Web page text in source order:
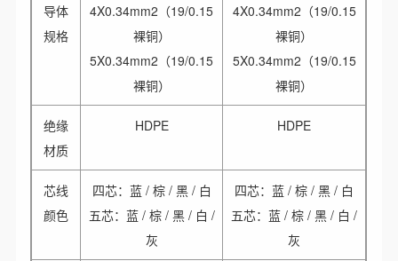
导体
规格
4X0.34mm2（19/0.15
裸铜）
5X0.34mm2（19/0.15
裸铜）
4X0.34mm2（19/0.15
裸铜）
5X0.34mm2（19/0.15
裸铜）
绝缘
材质
HDPE HDPE
芯线
颜色
四芯：蓝 / 棕 / 黑 / 白
五芯：蓝 / 棕 / 黑 / 白 /
灰
四芯：蓝 / 棕 / 黑 / 白
五芯：蓝 / 棕 / 黑 / 白 /
灰